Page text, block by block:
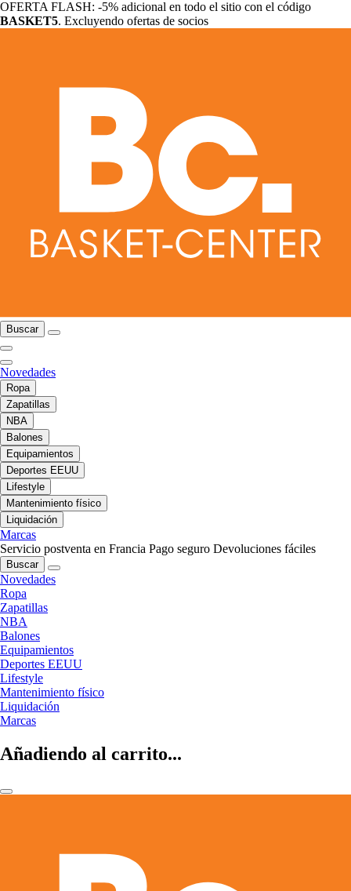
OFERTA FLASH: -5% adicional en todo el sitio con el código
BASKET5. Excluyendo ofertas de socios
Buscar
Novedades
Ropa
Zapatillas
NBA
Balones
Equipamientos
Deportes EEUU
Lifestyle
Mantenimiento físico
Liquidación
Marcas
Servicio postventa en Francia Pago seguro Devoluciones fáciles
Buscar
Novedades
Ropa
Zapatillas
NBA
Balones
Equipamientos
Deportes EEUU
Lifestyle
Mantenimiento físico
Liquidación
Marcas
Añadiendo al carrito...